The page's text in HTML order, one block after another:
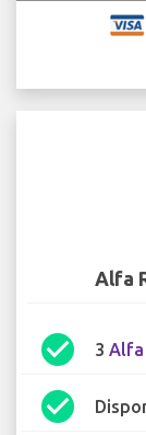
Alfa
check_circle 3 Alfa
check_circle